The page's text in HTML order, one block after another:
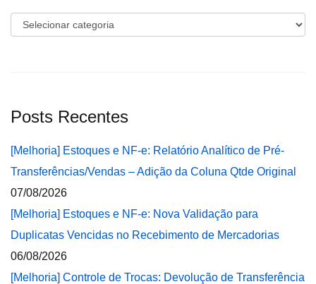
Categorias
Posts Recentes
[Melhoria] Estoques e NF-e: Relatório Analítico de Pré-
Transferências/Vendas – Adição da Coluna Qtde Original
07/08/2026
[Melhoria] Estoques e NF-e: Nova Validação para
Duplicatas Vencidas no Recebimento de Mercadorias
06/08/2026
[Melhoria] Controle de Trocas: Devolução de Transferência